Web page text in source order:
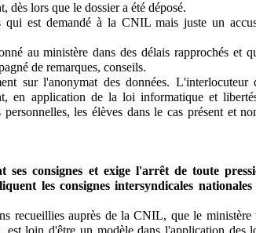
dès lors que le dossier a été déposé.
est demandé à la CNIL mais juste un
au ministère dans des délais rapprochés et
de remarques, conseils.
sur l'anonymat des données. L'interlocuteur
en application de la loi informatique et
les élèves dans le cas présent et
ses consignes et exige l'arrêt de toute
les consignes intersyndicales nationales
recueillies auprès de la CNIL, que le ministère
est loin d'être un modèle dans l'application des